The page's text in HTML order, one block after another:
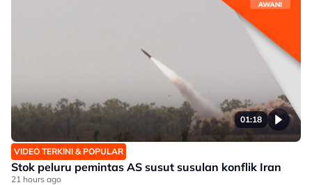
01:18
VIDEO TERKINI & POPULAR
Stok peluru pemintas AS susut susulan konflik Iran
21 hours ago